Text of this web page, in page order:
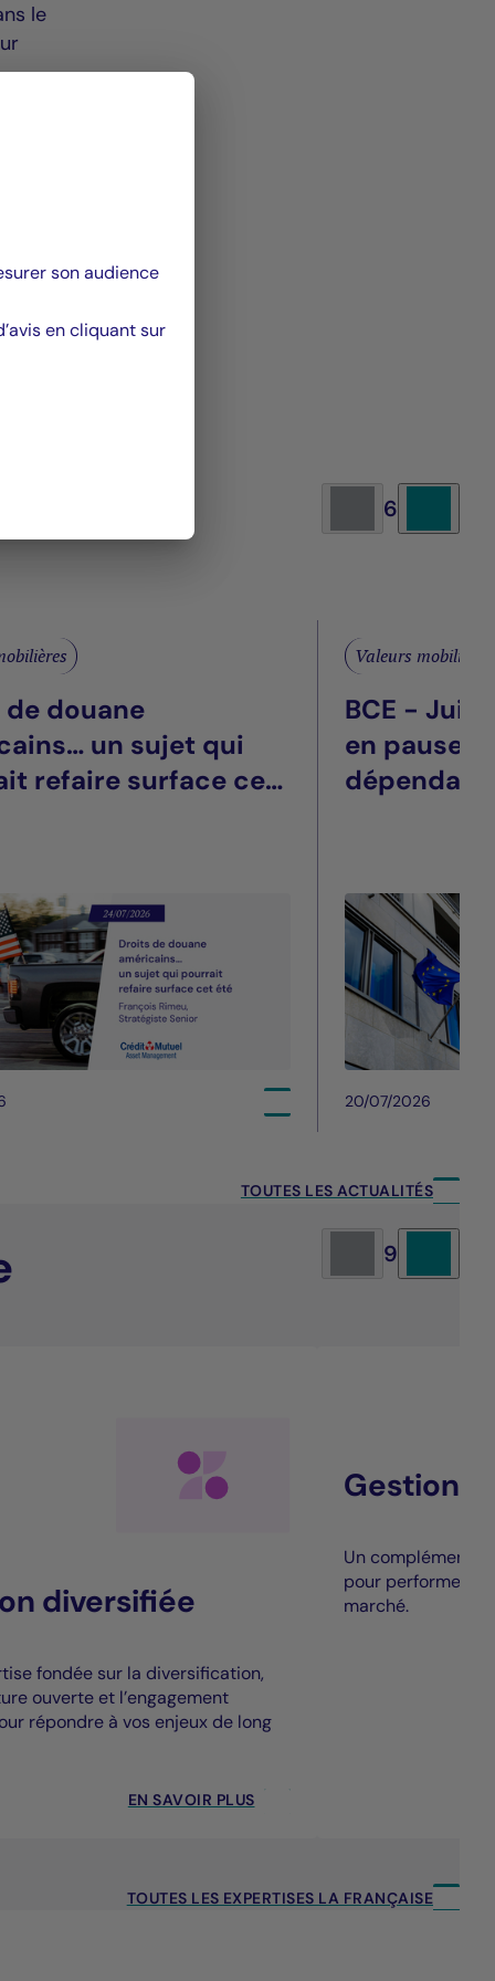
le
6
douane
un sujet qui
refaire surface cet
Valeurs mobilières
BCE -
en pause,
20/07/2026
TOUTES LES ACTUALITÉS
9
diversifiée
fondée sur la diversification,
ouverte et l’engagement
répondre à vos enjeux de long
EN SAVOIR PLUS
Gestion
Un complément
pour performer
marché.
TOUTES LES EXPERTISES LA FRANÇAISE
son audience
en cliquant sur